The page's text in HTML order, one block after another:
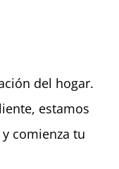
del hogar.
estamos
comienza tu